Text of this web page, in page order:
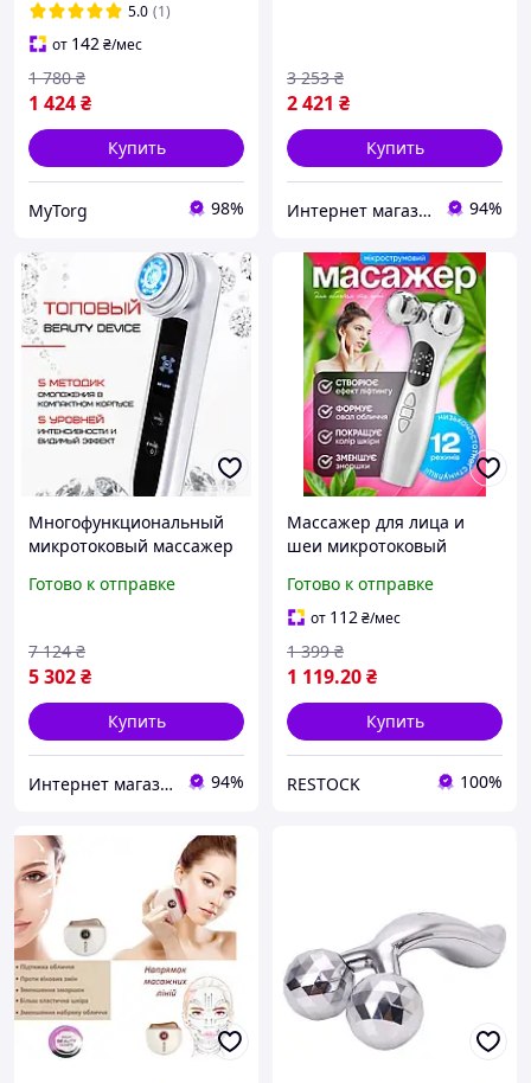
5.0 (1)
от 142₴/мес
1 424₴
1 780 ₴
Купить
MyTorg 98%
2 421 ₴
3 253 ₴
Купить
Интернет магазин Slando 94%
Многофункциональный
микротоковый массажер
и EMS / Аппарат для
кожи
Готово к отправке
5 302₴
7 124 ₴
Купить
Интернет магазин Slando 94%
Массажер для лица и
шеи микротоковый
функцией EMS с
эффектом лифтинга и
омоложения кожи
Готово к отправке
от 112₴/мес
1 119.20₴
1 399 ₴
Купить
RESTOCK 100%